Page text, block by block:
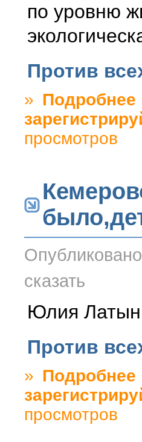
по уровню
Против
» Подробнее
просмотров
сказать
Юлия
Против
» Подробнее
просмотров